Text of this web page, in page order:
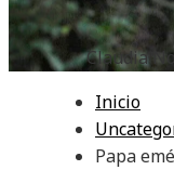
Claudia
Inicio
Papa